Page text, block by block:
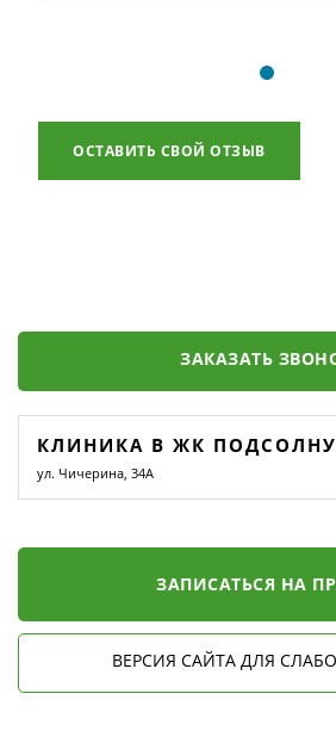
ОСТАВИТЬ СВОЙ ОТЗЫВ
ЗАКАЗАТЬ
КЛИНИКА В ЖК
ул. Чичерина, 34А
ЗАПИСАТЬСЯ НА
ВЕРСИЯ САЙТА ДЛЯ